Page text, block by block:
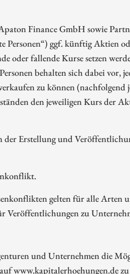
Finance GmbH sowie
Personen“) ggf. künftig Aktien
oder fallende Kurse setzen
behalten sich dabei vor,
zu können (nachfolgend
den jeweiligen Kurs der
Erstellung und
gelten für alle Arten
Veröffentlichungen zu
und Unternehmen die
www.kapitalerhoehungen.de